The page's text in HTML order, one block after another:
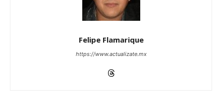
Felipe Flamarique
https://www.actualizate.mx